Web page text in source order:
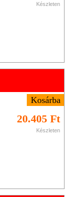
Készleten
20.405 Ft
Készleten